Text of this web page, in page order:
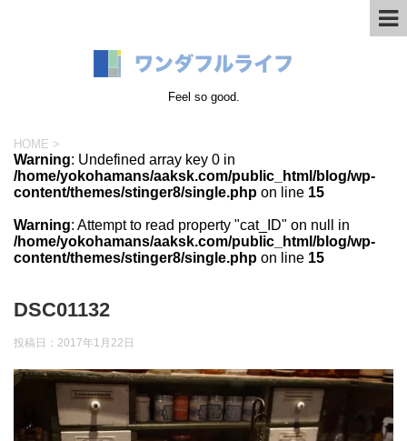
Feel so good.
HOME >
Warning: Undefined array key 0 in
/home/yokohamans/aaksk.com/public_html/blog/wp-
content/themes/stinger8/single.php on line 15
Warning: Attempt to read property "cat_ID" on null in
/home/yokohamans/aaksk.com/public_html/blog/wp-
content/themes/stinger8/single.php on line 15
DSC01132
投稿日： 2017年1月22日